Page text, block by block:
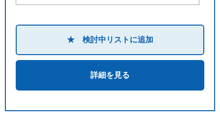
★ 検討中リストに追加
詳細を見る